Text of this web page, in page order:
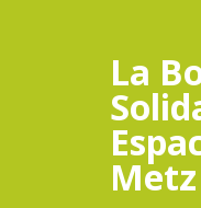
La
Metz